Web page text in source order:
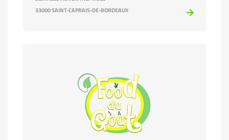
33000 SAINT-CAPRAIS-DE-BORDEAUX